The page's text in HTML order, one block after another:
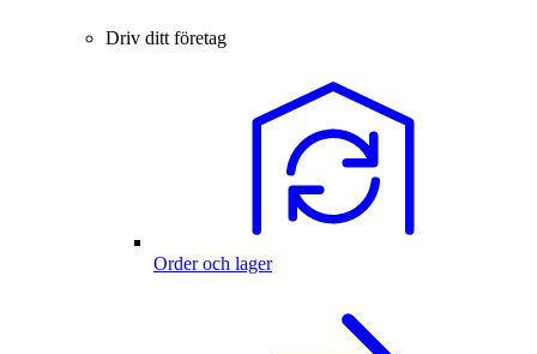
Driv ditt företag
Order och lager